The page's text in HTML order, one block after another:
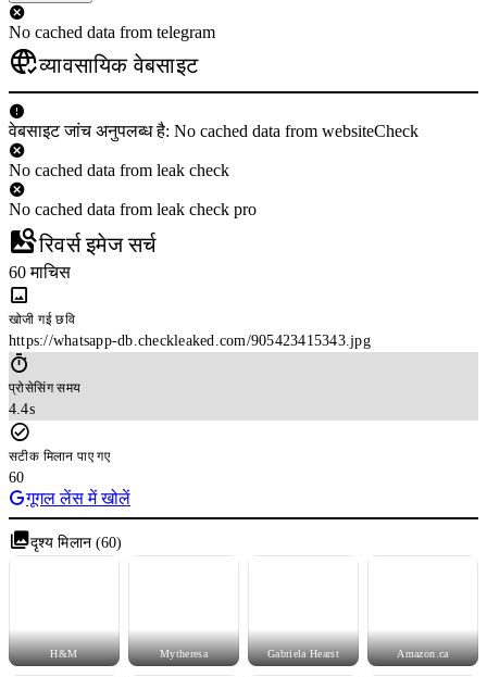
No cached data from telegram
व्यावसायिक वेबसाइट
वेबसाइट जांच अनुपलब्ध है: No cached data from websiteCheck
No cached data from leak check
No cached data from leak check pro
रिवर्स इमेज सर्च
60 माचिस
खोजी गई छवि
https://whatsapp-db.checkleaked.com/905423415343.jpg
प्रोसेसिंग समय
4.4s
सटीक मिलान पाए गए
60
गूगल लेंस में खोलें
दृश्य मिलान (60)
H&M Mytheresa Gabriela Hearst Amazon.ca